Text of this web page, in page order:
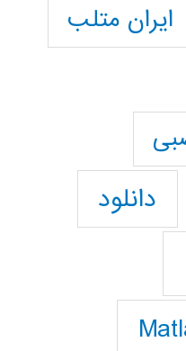
ایران متلب
دانلود